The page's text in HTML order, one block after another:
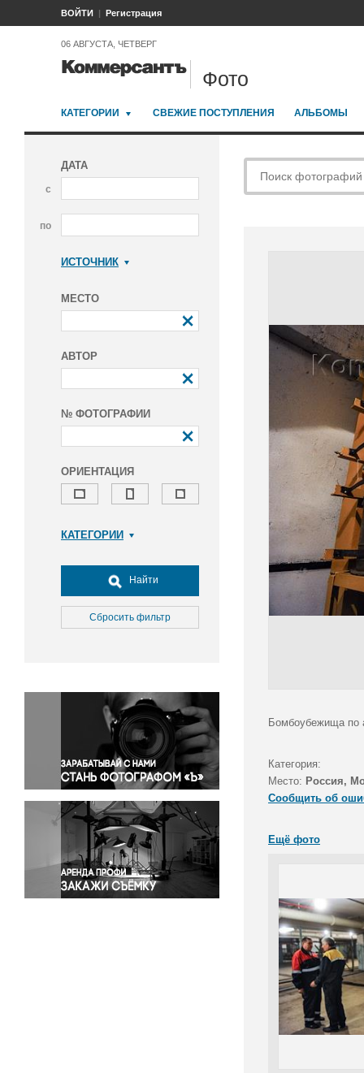
ВОЙТИ Регистрация
06 АВГУСТА, ЧЕТВЕРГ
Фото
КАТЕГОРИИ СВЕЖИЕ ПОСТУПЛЕНИЯ АЛЬБОМЫ
ДАТА
с
по
ИСТОЧНИК
МЕСТО
АВТОР
№ ФОТОГРАФИИ
ОРИЕНТАЦИЯ
КАТЕГОРИИ
Досуг, туризм и отдых
Культура
Медицина
Окружающая среда
Политика
Правосудие
Происшествия и конфликты
Религия
Светская жизнь
Спорт
Экология
Экономика и бизнес
Найти
Сбросить фильтр
Бомбоубежища по
Категория:
Место: Россия,
Сообщить об
Ещё фото